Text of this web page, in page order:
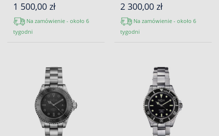
1 500,00 zł
Na zamówienie - około 6
tygodni
2 300,00 zł
Na zamówienie - około 6
tygodni